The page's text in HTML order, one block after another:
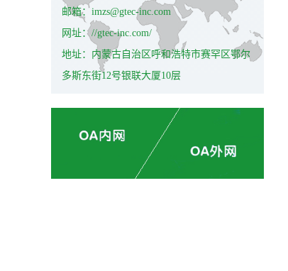
邮箱：imzs@gtec-inc.com
网址：//gtec-inc.com/
地址：内蒙古自治区呼和浩特市赛罕区鄂尔
多斯东街12号银联大厦10层